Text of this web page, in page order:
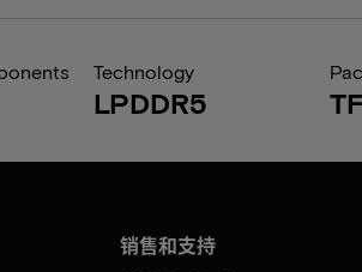
Technology
LPDDR5
销售和支持